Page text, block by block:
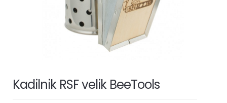
Kadilnik RSF velik BeeTools